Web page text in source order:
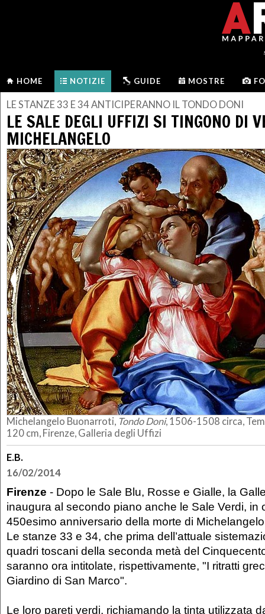
HOME NOTIZIE GUIDE MOSTRE
LE STANZE 33 E 34 ANTICIPERANNO IL TONDO DONI
LE SALE DEGLI UFFIZI SI TINGONO DI
MICHELANGELO
Michelangelo Buonarroti, Tondo Doni, 1506-1508 circa,
120 cm, Firenze, Galleria degli Uffizi
E.B.
16/02/2014
Firenze - Dopo le Sale Blu, Rosse e Gialle, la
inaugura al secondo piano anche le Sale Verdi, in
450esimo anniversario della morte di
Le stanze 33 e 34, che prima dell’attuale
quadri toscani della seconda metà del
saranno ora intitolate, rispettivamente, "I ritratti
Giardino di San Marco".
Le loro pareti verdi, richiamando la tinta utilizzata